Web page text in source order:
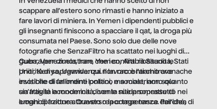
scappare all’estero sono rimasti e hanno iniziato a
fare lavori di miniera. In Yemen i dipendenti pubblici e
gli insegnanti finiscono a spacciare il qat, la droga più
consumata nel Paese. Sono solo due delle nove
fotografie che SenzaFiltro ha scattato nei luoghi di
guerra per dimostrare che i conflitti ribaltano le
priorità di sopravvivenza. Il lavoro è l’architrave
invisibile di un ordine politico e sociale, non solo
un’attività economica: diventa nitida soprattutto nei
luoghi di frattura. Questo reportage nasce dall’idea
Cuba, Venezuela, Iran, Yemen, Arabia Saudita, Stati
Uniti, Kenya, Uganda: qui non raccontiamo cronache
esotiche di fallimenti lontani, ma mostriamo quanto
sia fragile la modernità, con le sue promesse di
emancipazione attraverso la competenza. Perché, di